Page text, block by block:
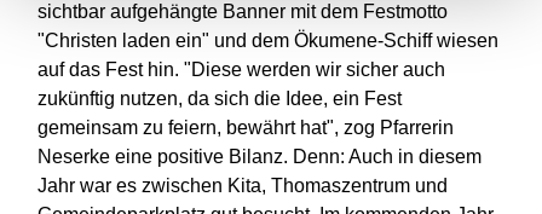
sichtbar aufgehängte Banner mit dem Festmotto
"Christen laden ein" und dem Ökumene-Schiff wiesen
auf das Fest hin. "Diese werden wir sicher auch
zukünftig nutzen, da sich die Idee, ein Fest
gemeinsam zu feiern, bewährt hat", zog Pfarrerin
Neserke eine positive Bilanz. Denn: Auch in diesem
Jahr war es zwischen Kita, Thomaszentrum und